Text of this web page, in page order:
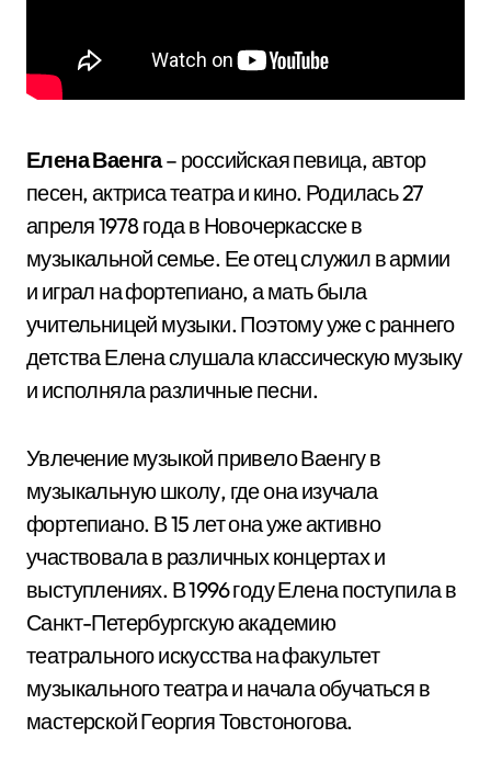
Елена Ваенга– российская певица, автор
песен, актриса театра и кино. Родилась 27
апреля 1978 года в Новочеркасске в
музыкальной семье. Ее отец служил в армии
и играл на фортепиано, а мать была
учительницей музыки. Поэтому уже с раннего
детства Елена слушала классическую музыку
и исполняла различные песни.
Увлечение музыкой привело Ваенгу в
музыкальную школу, где она изучала
фортепиано. В 15 лет она уже активно
участвовала в различных концертах и
выступлениях. В 1996 году Елена поступила в
Санкт-Петербургскую академию
театрального искусства на факультет
музыкального театра и начала обучаться в
мастерской Георгия Товстоногова.